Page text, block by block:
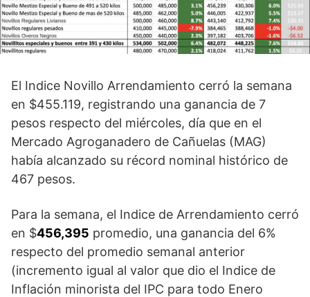
El Indice Novillo Arrendamiento cerró la semana
en $455.119, registrando una ganancia de 7
pesos respecto del miércoles, día que en el
Mercado Agroganadero de Cañuelas (MAG)
había alcanzado su récord nominal histórico de
467 pesos.
Para la semana, el Indice de Arrendamiento cerró
en $456,395 promedio, una ganancia del 6%
respecto del promedio semanal anterior
(incremento igual al valor que dio el Indice de
Inflación minorista del IPC para todo Enero